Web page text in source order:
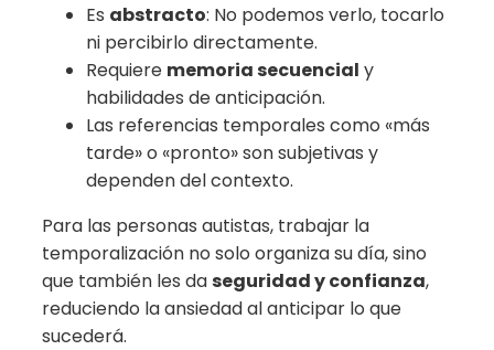
Es abstracto: No podemos verlo, tocarlo
ni percibirlo directamente.
Requiere memoria secuencial y
habilidades de anticipación.
Las referencias temporales como «más
tarde» o «pronto» son subjetivas y
dependen del contexto.
Para las personas autistas, trabajar la
temporalización no solo organiza su día, sino
que también les da seguridad y confianza,
reduciendo la ansiedad al anticipar lo que
sucederá.